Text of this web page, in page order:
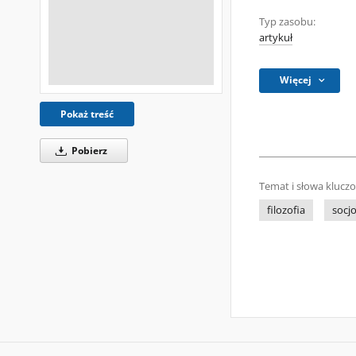
Pokaż treść
Pobierz
Typ zasobu:
artykuł
Więcej
Temat i słowa
filozofia